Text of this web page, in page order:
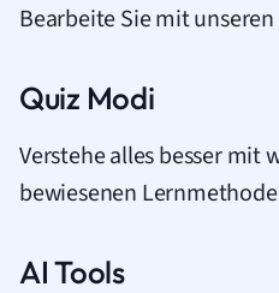
Bearbeite Sie mit
Quiz Modi
Verstehe alles besser mit
bewiesenen
AI Tools